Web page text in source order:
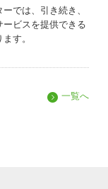
では、引き続き、
ビスを提供できる
す。
一覧へ